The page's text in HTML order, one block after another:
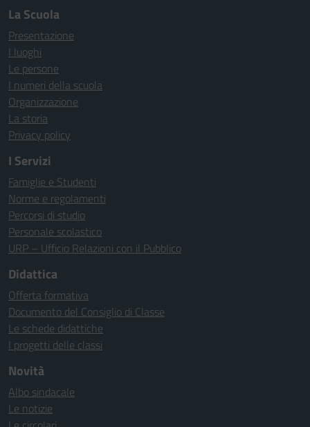
La Scuola
Presentazione
I luoghi
Le persone
I numeri della scuola
Organizzazione
La storia
Privacy policy
I Servizi
Famiglie e Studenti
Norme e regolamenti
Percorsi di studio
Personale scolastico
URP – Ufficio Relazioni con il Pubblico
Didattica
Offerta formativa
Documento del Consiglio di Classe
Le schede didattiche
I progetti delle classi
Novità
Albo sindacale
Le notizie